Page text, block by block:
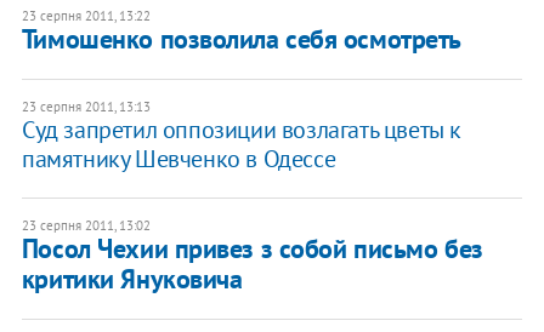
23 серпня 2011, 13:22
Тимошенко позволила себя осмотреть
23 серпня 2011, 13:13
Суд запретил оппозиции возлагать цветы к
памятнику Шевченко в Одессе
23 серпня 2011, 13:02
Посол Чехии привез з собой письмо без
критики Януковича